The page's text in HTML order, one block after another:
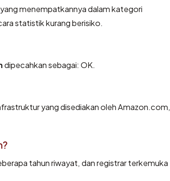
menempatkannya dalam kategori
statistik kurang berisiko.
dipecahkan sebagai: OK.
yang disediakan oleh Amazon.com,
tahun riwayat, dan registrar terkemuka